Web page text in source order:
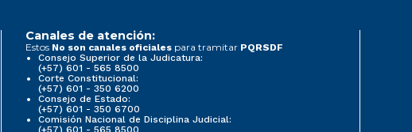
Canales de atención:
Estos No son canales oficiales para tramitar PQRSDF
Consejo Superior de la Judicatura:
(+57) 601 - 565 8500
Corte Constitucional:
(+57) 601 - 350 6200
Consejo de Estado:
(+57) 601 - 350 6700
Comisión Nacional de Disciplina Judicial: